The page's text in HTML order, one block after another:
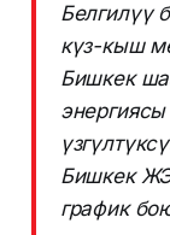
Белгилүү
күз-кыш
Бишкек
Бишкек
график